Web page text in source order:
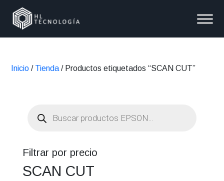
Inicio / Tienda / Productos etiquetados “SCAN CUT”
productos
Filtrar por precio
SCAN CUT